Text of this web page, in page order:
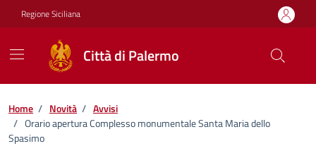
Vai ai contenuti
Vai al footer
Regione Siciliana
Città di Palermo
Home / Novità / Avvisi
/ Orario apertura Complesso monumentale Santa Maria dello
Spasimo